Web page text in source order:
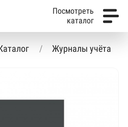
Посмотреть
каталог
Журналы учёта